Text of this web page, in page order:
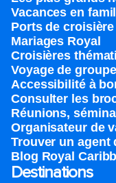
Vacances en
Ports de
Mariages Royal
Croisières
Voyage de groupe​
Accessibilité à
Consulter les
Réunions,
Organisateur de
Trouver un agent
Blog Royal
Destinations